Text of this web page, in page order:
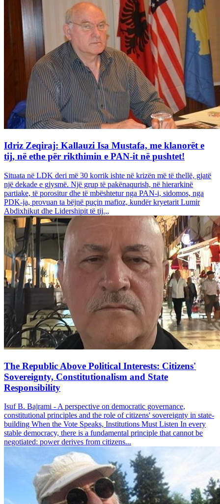
Idriz Zeqiraj: Kallauzi Isa Mustafa, me klanorët e
tij, në ethe për rikthimin e PAN-it në pushtet!
Situata në LDK deri më 30 korrik ishte në krizën më të thellë, gjatë
një dekade e gjysmë. Një grup të pakënaqurish, në hierarkinë
partiake, të porositur dhe të mbështetur nga PAN-i, sidomos, nga
PDK-ja, provuan ta bëjnë puçin mafioz, kundër kryetarit Lumir
Abdixhikut dhe Lidershipit të tij.,,
The Republic Above Political Interests: Citizens'
Sovereignty, Constitutionalism and State
Responsibility
Isuf B. Bajrami - A perspective on democratic governance,
constitutional principles and the role of citizens' sovereignty in state-
building When the Vote Speaks, Institutions Must Listen In every
stable democracy, there is a fundamental principle that cannot be
negotiated: power derives from citizens...